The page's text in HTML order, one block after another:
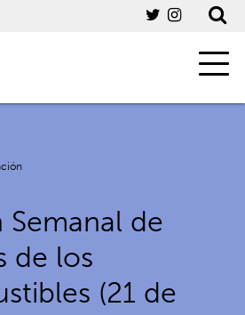
Semanal de
de los
(21 de